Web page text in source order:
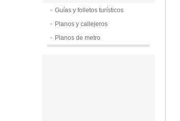
Guías y folletos turísticos
Planos y callejeros
Planos de metro